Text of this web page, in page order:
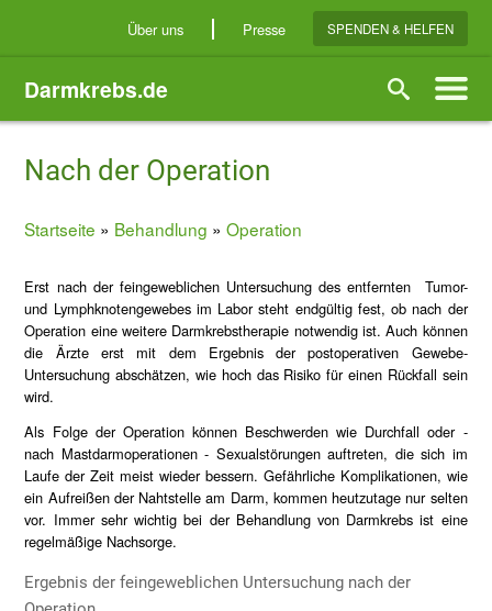
Über uns Presse SPENDEN & HELFEN
Darmkrebs.de
Nach der Operation
Startseite Behandlung Operation
Erst nach der feingeweblichen Untersuchung des entfernten Tumor-
und Lymphknotengewebes im Labor steht endgültig fest, ob nach der
Operation eine weitere Darmkrebstherapie notwendig ist. Auch können
die Ärzte erst mit dem Ergebnis der postoperativen Gewebe-
Untersuchung abschätzen, wie hoch das Risiko für einen Rückfall sein
wird.
Als Folge der Operation können Beschwerden wie Durchfall oder -
nach Mastdarmoperationen - Sexualstörungen auftreten, die sich im
Laufe der Zeit meist wieder bessern. Gefährliche Komplikationen, wie
ein Aufreißen der Nahtstelle am Darm, kommen heutzutage nur selten
vor. Immer sehr wichtig bei der Behandlung von Darmkrebs ist eine
regelmäßige Nachsorge.
Ergebnis der feingeweblichen Untersuchung nach der